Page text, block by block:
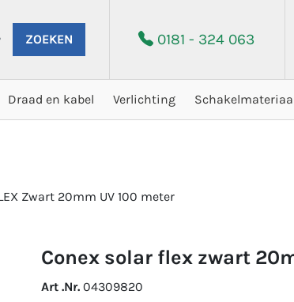
ZOEKEN 0181 - 324 063
Draad en kabel Verlichting
Zwart 20mm UV 100 meter
conex solar flex zwart
Art .Nr. 04309820